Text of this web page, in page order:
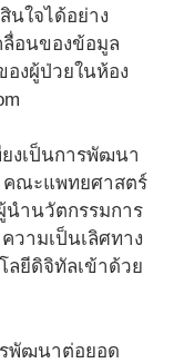
ใจได้อย่าง
อนของข้อมูล
งผู้ป่วยในห้อง
ยงเป็นการพัฒนา
คณะแพทยศาสตร์
นำนวัตกรรมการ
ามเป็นเลิศทาง
ลยีดิจิทัลเข้าด้วย
รพัฒนาต่อยอด